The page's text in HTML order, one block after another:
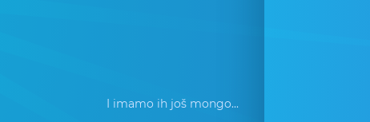
I imamo ih još mongo...